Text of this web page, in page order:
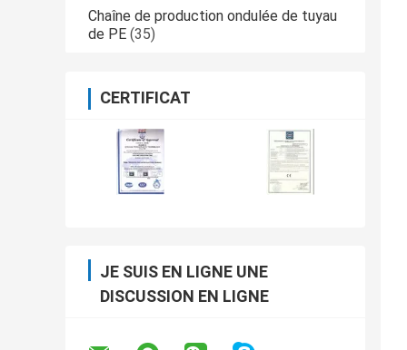
Chaîne de production ondulée de tuyau
de PE (35)
CERTIFICAT
JE SUIS EN LIGNE UNE
DISCUSSION EN LIGNE